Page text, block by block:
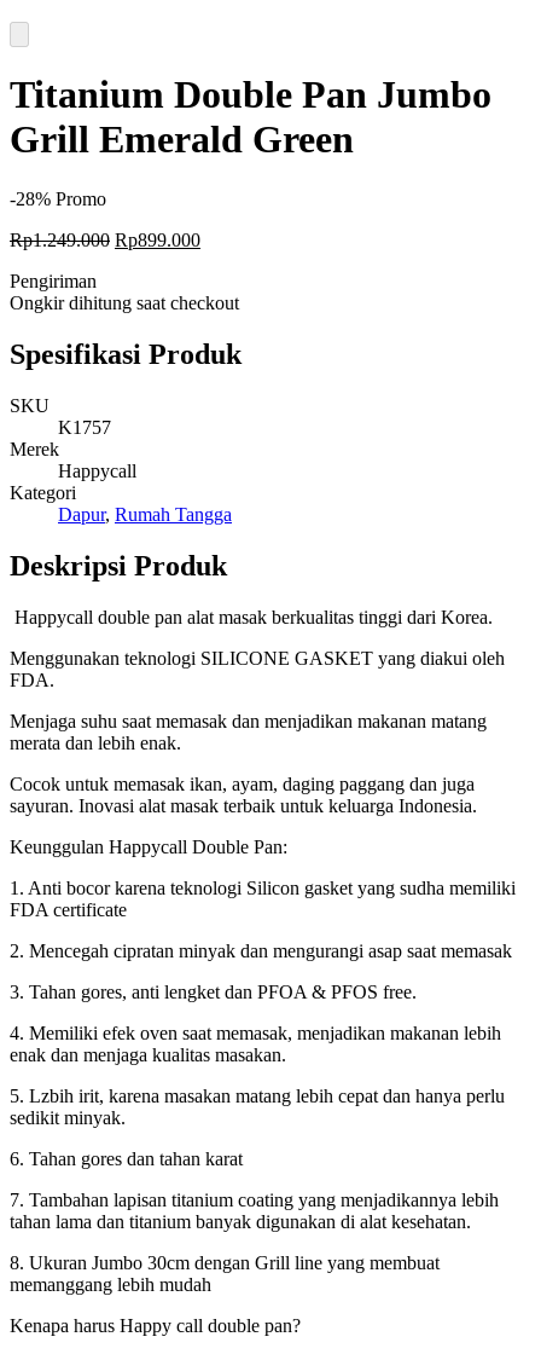
Titanium Double Pan Jumbo
Grill Emerald Green
-28% Promo
Rp1.249.000 Original
Rp1.249.000.
Rp899.000Current
Rp899.000.
Pengiriman
Ongkir dihitung saat checkout
Spesifikasi Produk
SKU
K1757
Merek
Happycall
Kategori
Dapur, Rumah Tangga
Deskripsi Produk
Happycall double pan alat masak berkualitas tinggi dari Korea.
Menggunakan teknologi SILICONE GASKET yang diakui oleh
FDA.
Menjaga suhu saat memasak dan menjadikan makanan matang
merata dan lebih enak.
Cocok untuk memasak ikan, ayam, daging paggang dan juga
sayuran. Inovasi alat masak terbaik untuk keluarga Indonesia.
Keunggulan Happycall Double Pan:
1. Anti bocor karena teknologi Silicon gasket yang sudha memiliki
FDA certificate
2. Mencegah cipratan minyak dan mengurangi asap saat memasak
3. Tahan gores, anti lengket dan PFOA & PFOS free.
4. Memiliki efek oven saat memasak, menjadikan makanan lebih
enak dan menjaga kualitas masakan.
5. Lzbih irit, karena masakan matang lebih cepat dan hanya perlu
sedikit minyak.
6. Tahan gores dan tahan karat
7. Tambahan lapisan titanium coating yang menjadikannya lebih
tahan lama dan titanium banyak digunakan di alat kesehatan.
8. Ukuran Jumbo 30cm dengan Grill line yang membuat
memanggang lebih mudah
Kenapa harus Happy call double pan?